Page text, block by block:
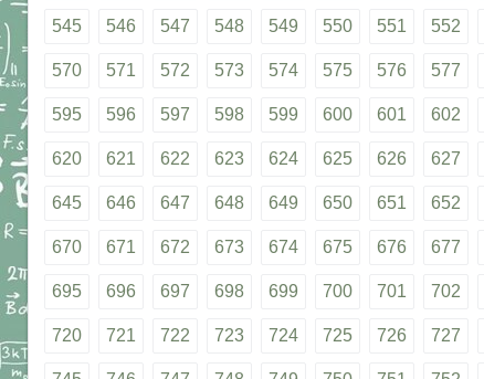
545 546 547 548 549 550 551 552
570 571 572 573 574 575 576 577
595 596 597 598 599 600 601 602
620 621 622 623 624 625 626 627
645 646 647 648 649 650 651 652
670 671 672 673 674 675 676 677
695 696 697 698 699 700 701 702
720 721 722 723 724 725 726 727